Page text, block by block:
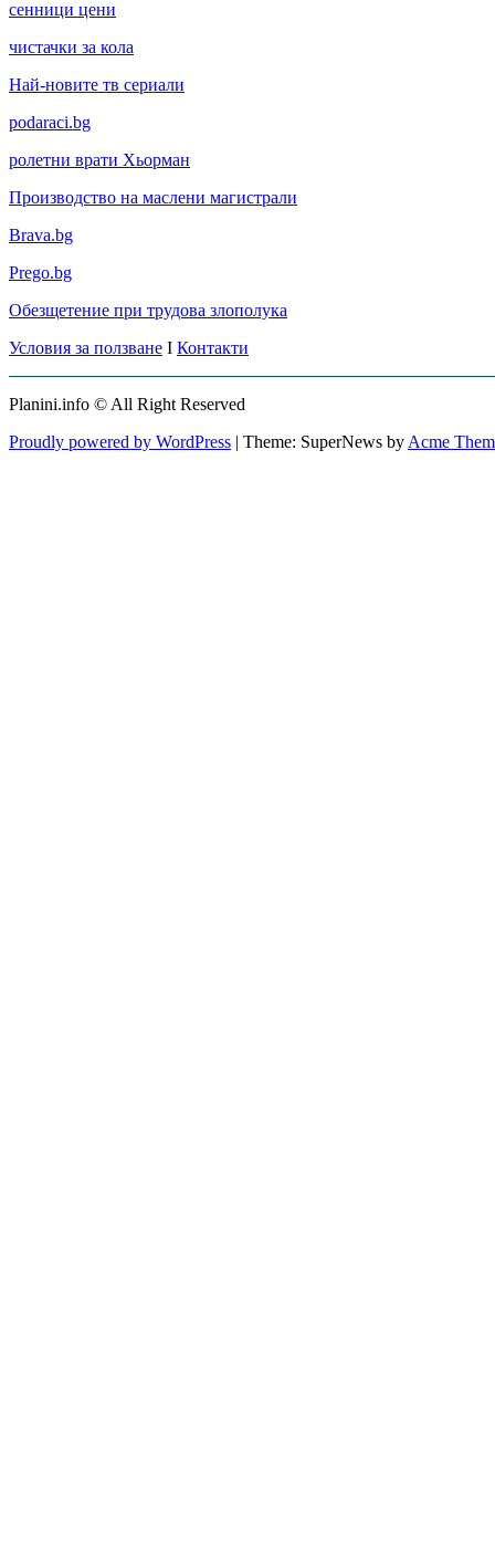
сенници цени
чистачки за кола
Най-новите тв сериали
podaraci.bg
ролетни врати Хьорман
Производство на маслени магистрали
Brava.bg
Prego.bg
Обезщетение при трудова злополука
Условия за ползване I Контакти
Planini.info © All Right Reserved
Proudly powered by WordPress | Theme: SuperNews by Acme